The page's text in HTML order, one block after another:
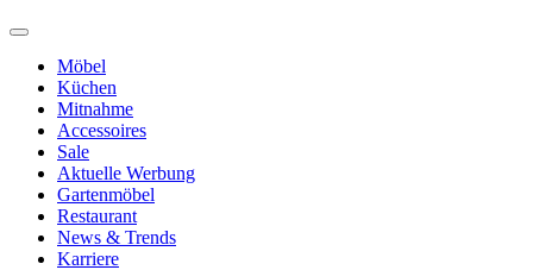
Möbel
Küchen
Mitnahme
Accessoires
Sale
Aktuelle Werbung
Gartenmöbel
Restaurant
News & Trends
Karriere